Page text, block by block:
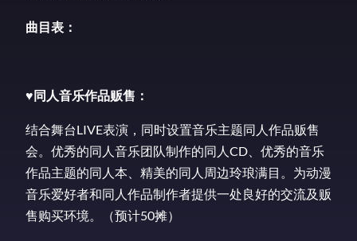
曲目表：
♥同人音乐作品贩售：
结合舞台LIVE表演，同时设置音乐主题同人作品贩售
会。优秀的同人音乐团队制作的同人CD、优秀的音乐
作品主题的同人本、精美的同人周边玲琅满目。为动漫
音乐爱好者和同人作品制作者提供一处良好的交流及贩
售购买环境。（预计50摊）